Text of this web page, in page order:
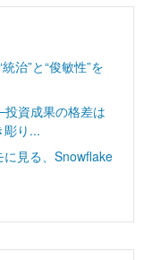
治”と“俊敏性”を
資成果の格差は
彫り...
見る、Snowflake